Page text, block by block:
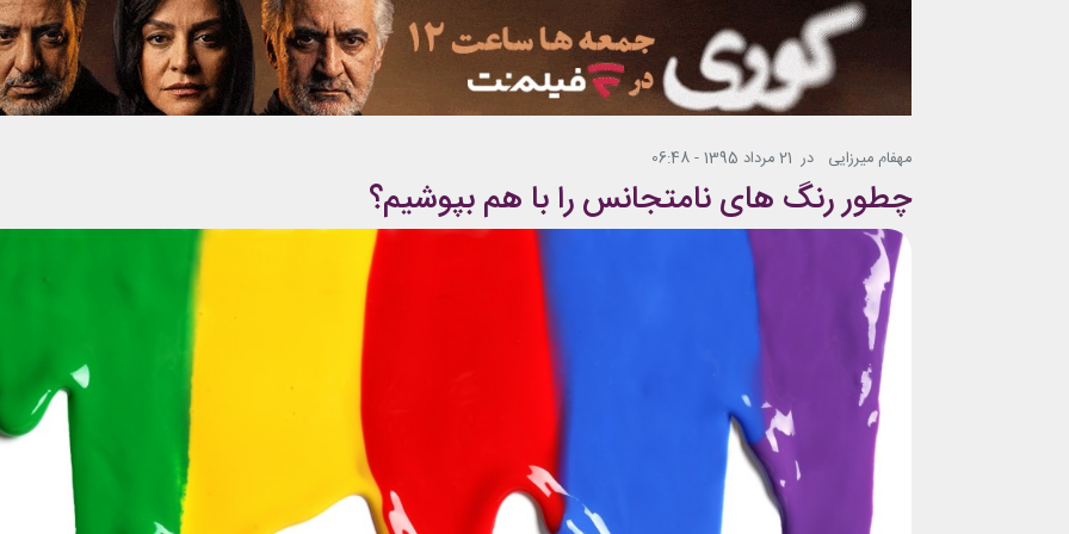
مهفام میرزایی در 21 مرداد 1395 - 06:48
چطور رنگ های نامتجانس را با هم بپوشیم؟